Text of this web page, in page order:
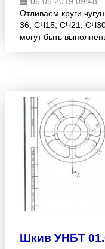
Отливаем круги
36, СЧ15, СЧ21,
могут быть
Шкив УНБТ